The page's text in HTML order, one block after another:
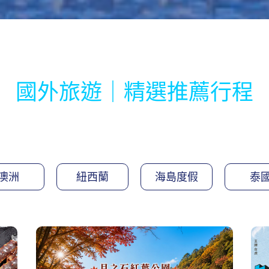
國外旅遊｜精選推薦行程
洲 紐西蘭 海島度假 泰